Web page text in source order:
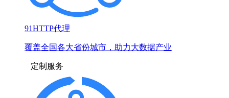
91HTTP代理
覆盖全国各大省份城市，助力大数据产业
定制服务